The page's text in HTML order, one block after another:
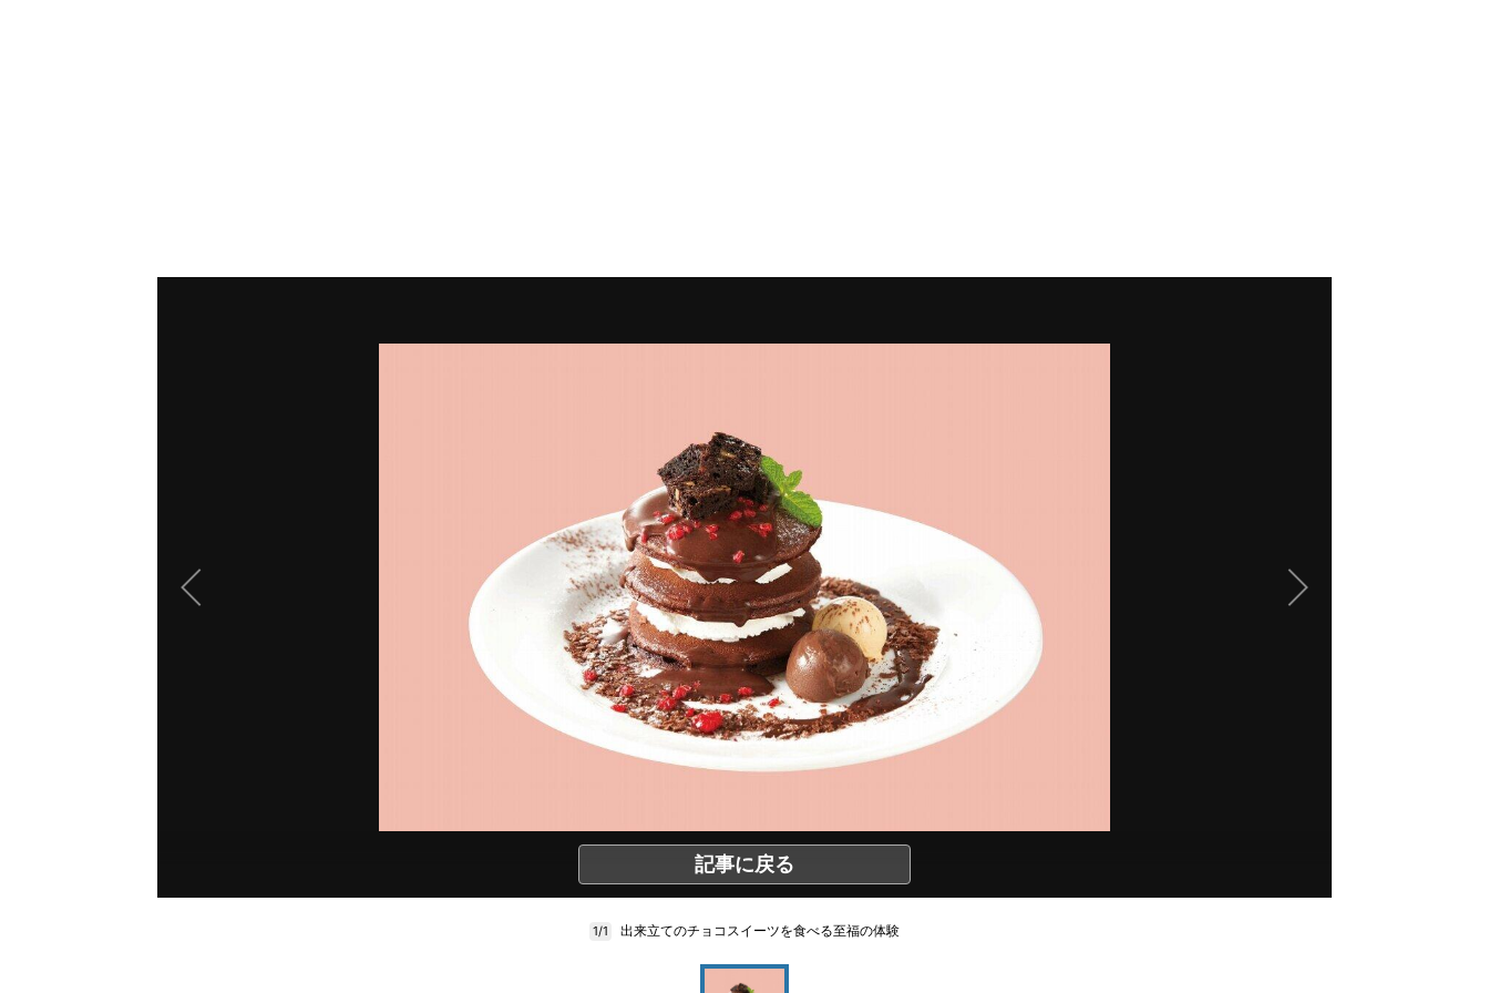
記事に戻る
1/1 出来立てのチョコスイーツを食べる至福の体験